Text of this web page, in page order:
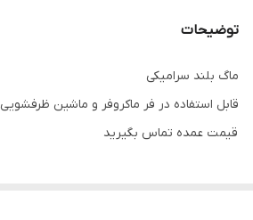
توضیحات
ماگ بلند سرامیکی
قابل استفاده در فر ماکروفر و ماشین ظرفشویی
قیمت عمده تماس بگیرید